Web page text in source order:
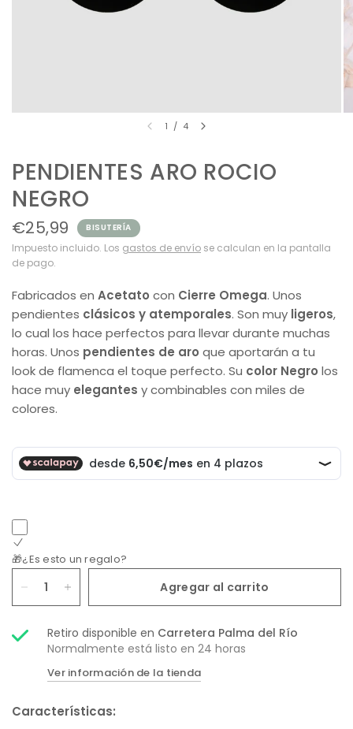
1 / 4
PENDIENTES ARO ROCIO
NEGRO
€25,99 BISUTERÍA
Impuesto incluido. Los gastos de envío se calculan en la pantalla
de pago.
Fabricados enAcetato con Cierre Omega. Unos
pendientes clásicos y atemporales. Son muy ligeros,
lo cual los hace perfectos para llevar durante muchas
horas. Unos pendientes de aro que aportarán a tu
look de flamenca el toque perfecto. Su color Negro los
hace muy elegantes y combinables con miles de
colores.
🎁¿Es esto un regalo?
Agregar al carrito
Retiro disponible en Carretera Palma del Río
Normalmente está listo en 24 horas
Ver información de la tienda
Características: